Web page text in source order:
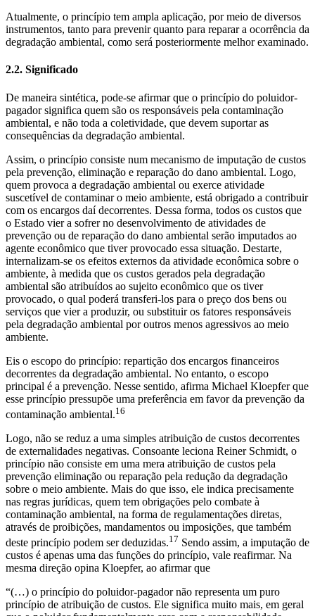
Atualmente, o princípio tem ampla aplicação, por meio de diversos
instrumentos, tanto para prevenir quanto para reparar a ocorrência da
degradação ambiental, como será posteriormente melhor examinado.
2.2. Significado
De maneira sintética, pode-se afirmar que o princípio do poluidor-
pagador significa quem são os responsáveis pela contaminação
ambiental, e não toda a coletividade, que devem suportar as
consequências da degradação ambiental.
Assim, o princípio consiste num mecanismo de imputação de custos
pela prevenção, eliminação e reparação do dano ambiental. Logo,
quem provoca a degradação ambiental ou exerce atividade
suscetível de contaminar o meio ambiente, está obrigado a contribuir
com os encargos daí decorrentes. Dessa forma, todos os custos que
o Estado vier a sofrer no desenvolvimento de atividades de
prevenção ou de reparação do dano ambiental serão imputados ao
agente econômico que tiver provocado essa situação. Destarte,
internalizam-se os efeitos externos da atividade econômica sobre o
ambiente, à medida que os custos gerados pela degradação
ambiental são atribuídos ao sujeito econômico que os tiver
provocado, o qual poderá transferi-los para o preço dos bens ou
serviços que vier a produzir, ou substituir os fatores responsáveis
pela degradação ambiental por outros menos agressivos ao meio
ambiente.
Eis o escopo do princípio: repartição dos encargos financeiros
decorrentes da degradação ambiental. No entanto, o escopo
principal é a prevenção. Nesse sentido, afirma Michael Kloepfer que
esse princípio pressupõe uma preferência em favor da prevenção da
contaminação ambiental.16
Logo, não se reduz a uma simples atribuição de custos decorrentes
de externalidades negativas. Consoante leciona Reiner Schmidt, o
princípio não consiste em uma mera atribuição de custos pela
prevenção eliminação ou reparação pela redução da degradação
sobre o meio ambiente. Mais do que isso, ele indica precisamente
nas regras jurídicas, quem tem obrigações pelo combate à
contaminação ambiental, na forma de regulamentações diretas,
através de proibições, mandamentos ou imposições, que também
deste princípio podem ser deduzidas.17 Sendo assim, a imputação de
custos é apenas uma das funções do princípio, vale reafirmar. Na
mesma direção opina Kloepfer, ao afirmar que
“(…) o princípio do poluidor-pagador não representa um puro
princípio de atribuição de custos. Ele significa muito mais, em geral